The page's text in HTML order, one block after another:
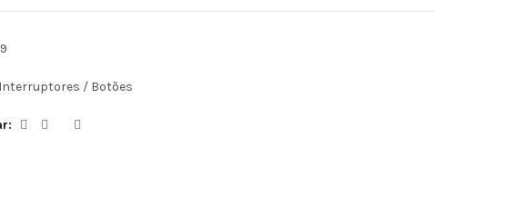
Interruptores / Botões